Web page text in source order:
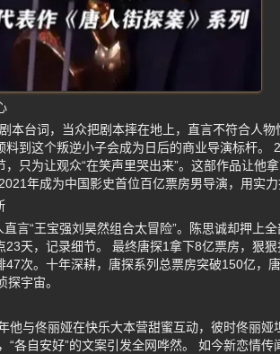
本台词，当众把剧本摔在地上，直言不符合人
到这个叛逆小子会成为日后的商业导演标杆。
只为让观众“在笑声里哭出来”。这部作品让他
年成为中国影史首位百亿票房男导演，用实力
言“王宝强刘昊然组合太冒险”。陈思诚却押上
天，记录细节。 最终唐探1拿下8亿票房，狠
次。十年深耕，唐探系列总票房突破150亿，
宇宙。
与佟丽娅在快乐大本营甜蜜互动，彼时佟丽娅
各自安好”的文案引发全网哗然。 如今新恋情